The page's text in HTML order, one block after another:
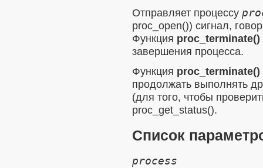
Отправляет процессу
proc_open()) сигнал,
Функция proc_terminate()
завершения процесса.
Функция proc_terminate()
продолжать выполнять
(для того, чтобы
proc_get_status().
Список
process